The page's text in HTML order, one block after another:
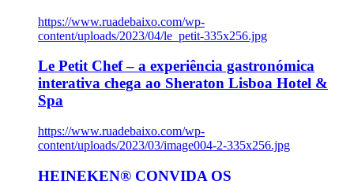
https://www.ruadebaixo.com/wp-
content/uploads/2023/04/le_petit-335x256.jpg
Le Petit Chef – a experiência gastronómica
interativa chega ao Sheraton Lisboa Hotel &
Spa
https://www.ruadebaixo.com/wp-
content/uploads/2023/03/image004-2-335x256.jpg
HEINEKEN® CONVIDA OS